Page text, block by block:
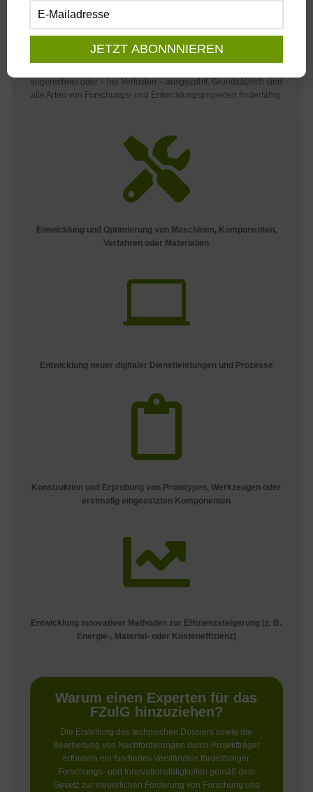
Geschäftsjahr bei einer Förderquote von 25 Prozent (35 Prozent
und Betriebskosten pauschal mit 20 Prozent angesetzt werden.
angerechnet oder – bei Verlusten – ausgezahlt. Grundsätzlich sind
alle Arten von Forschungs- und Entwicklungsprojekten förderfähig.

Entwicklung und Optimierung von Maschinen, Komponenten,
Verfahren oder Materialien

Entwicklung neuer digitaler Dienstleistungen und Prozesse

Konstruktion und Erprobung von Prototypen, Werkzeugen oder
erstmalig eingesetzten Komponenten

Entwicklung innovativer Methoden zur Effizienzsteigerung (z. B.
Energie-, Material- oder Kosteneffizienz)
Warum einen Experten für das
FZulG hinzuziehen?
Die Erstellung des technischen Dossiers sowie die
Bearbeitung von Nachforderungen durch Projektträger
erfordern ein fundiertes Verständnis förderfähiger
Forschungs- und Innovationstätigkeiten gemäß dem
Gesetz zur steuerlichen Förderung von Forschung und